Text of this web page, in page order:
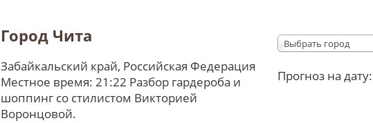
Город Чита
Забайкальский край, Российская Федерация
Местное время: 21:22 Разбор гардероба и
шоппинг со стилистом Викторией
Воронцовой.
Выбрать город
Прогноз на дату: